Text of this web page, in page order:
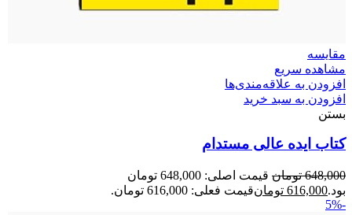
مقایسه
مشاهده سریع
افزودن به علاقه‌مندی‌ها
افزودن به سبد خرید
بستن
کتاب ایده عالی مستدام
648,000 تومان
قیمت اصلی: 648,000 تومان
بود.616,000 تومانقیمت فعلی: 616,000 تومان.
-5%